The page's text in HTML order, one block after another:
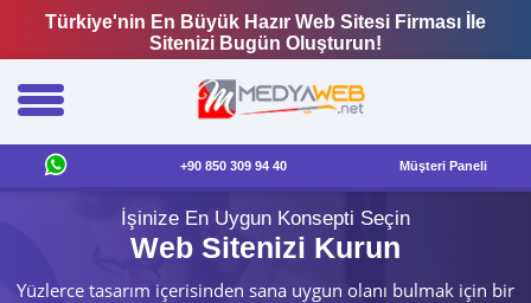
Türkiye'nin En Büyük Hazır Web Sitesi Firması İle
Sitenizi Bugün Oluşturun!
+90 850 309 94 40 Müşteri Paneli
İşinize En Uygun Konsepti Seçin
Web Sitenizi Kurun
Yüzlerce tasarım içerisinden sana uygun olanı bulmak için bir